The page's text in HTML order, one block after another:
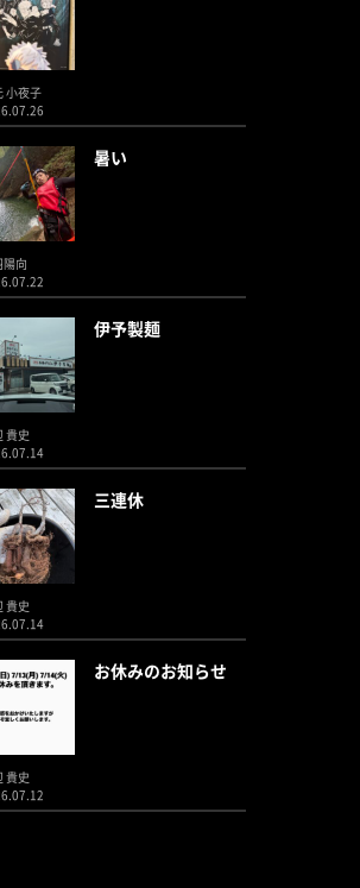
小夜子
暑い
陽向
伊予製麺
貴史
三連休
貴史
お休みのお知らせ
貴史